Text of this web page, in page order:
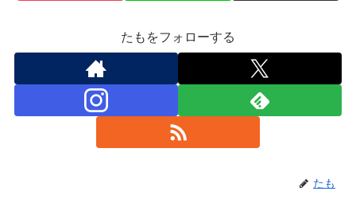
たもをフォローする
たも